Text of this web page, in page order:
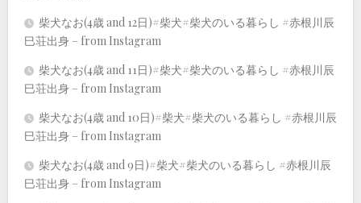
柴犬なお(4歳 and 12日)#柴犬#柴犬のいる暮らし #赤根川辰
巳荘出身 – from Instagram
柴犬なお(4歳 and 11日)#柴犬#柴犬のいる暮らし #赤根川辰
巳荘出身 – from Instagram
柴犬なお(4歳 and 10日)#柴犬#柴犬のいる暮らし #赤根川辰
巳荘出身 – from Instagram
柴犬なお(4歳 and 9日)#柴犬#柴犬のいる暮らし #赤根川辰
巳荘出身 – from Instagram